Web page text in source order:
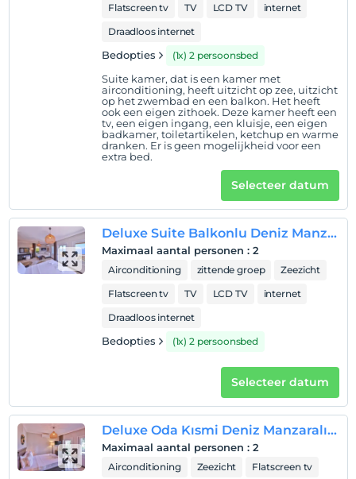
Flatscreen tv TV LCD TV
internet
Draadloos internet
Bedopties (1x) 2 persoonsbed
Suite kamer, dat is een kamer met
airconditioning, heeft uitzicht op zee, uitzicht
op het zwembad en een balkon. Het heeft
ook een eigen zithoek. Deze kamer heeft een
tv, een eigen ingang, een kluisje, een eigen
badkamer, toiletartikelen, ketchup en warme
dranken. Er is geen mogelijkheid voor een
extra bed.
Selecteer datum
Deluxe Suite Balkonlu Deniz Manzaralı
Maximaal aantal personen : 2
Airconditioning zittende groep
Zeezicht
Flatscreen tv
TV LCD TV
internet
Draadloos internet
Bedopties (1x) 2 persoonsbed
Selecteer datum
Deluxe Oda Kısmi Deniz Manzaralı Balkonlu
Maximaal aantal personen : 2
Airconditioning Zeezicht
Flatscreen tv